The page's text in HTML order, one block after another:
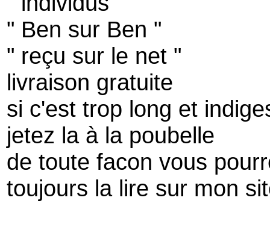
" Ben sur Ben "
" reçu sur le net "
livraison gratuite
si c'est trop long et
jetez la à la poubelle
de toute facon vous
toujours la lire sur mon